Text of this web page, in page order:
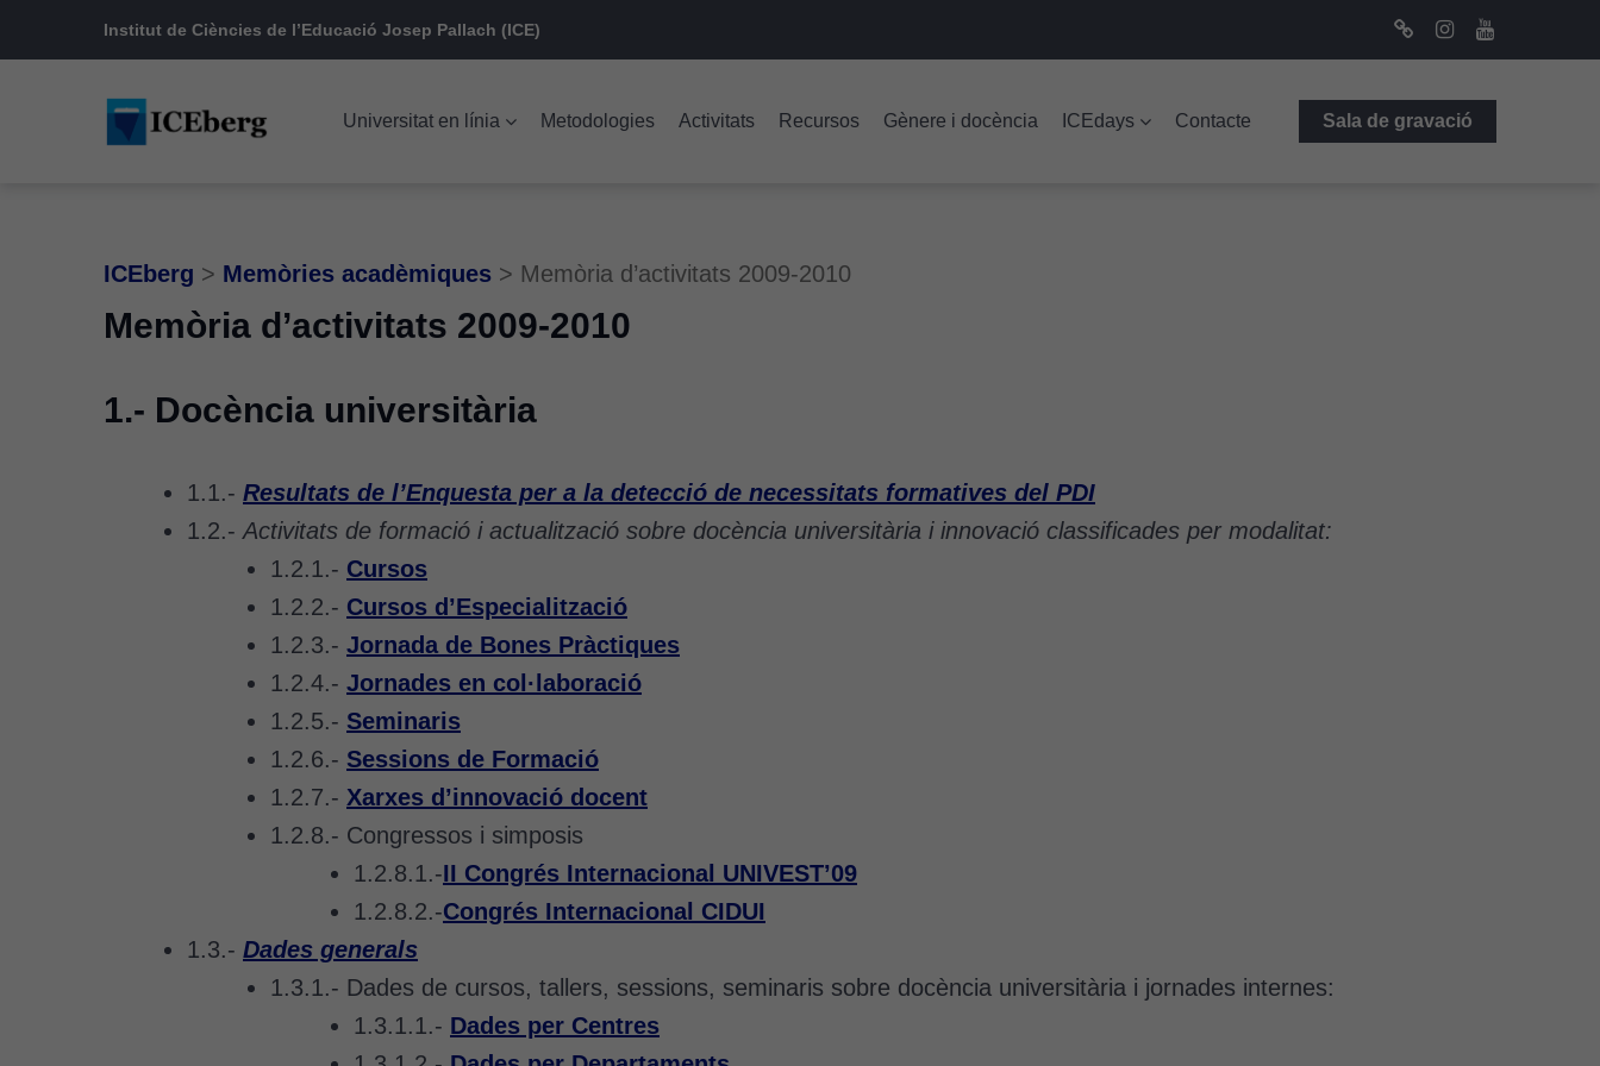
to
navigation
to
to
Institut de Ciències de l’Educació Josep Pallach (ICE)
Universitat en línia Metodologies Activitats Recursos Gènere i docència ICEdays Contacte Sala de gravació
ICEberg > Memòries acadèmiques > Memòria d’activitats 2009-2010
Memòria d’activitats 2009-2010
1.- Docència universitària
1.1.- Resultats de l’Enquesta per a la detecció de necessitats formatives del PDI
1.2.- Activitats de formació i actualització sobre docència universitària i innovació classificades per modalitat:
1.2.1.- Cursos
1.2.2.- Cursos d’Especialització
1.2.3.- Jornada de Bones Pràctiques
1.2.4.- Jornades en col·laboració
1.2.5.- Seminaris
1.2.6.- Sessions de Formació
1.2.7.- Xarxes d’innovació docent
1.2.8.- Congressos i simposis
1.2.8.1.-II Congrés Internacional UNIVEST’09
1.2.8.2.-Congrés Internacional CIDUI
1.3.- Dades generals
1.3.1.- Dades de cursos, tallers, sessions, seminaris sobre docència universitària i jornades internes:
1.3.1.1.- Dades per Centres